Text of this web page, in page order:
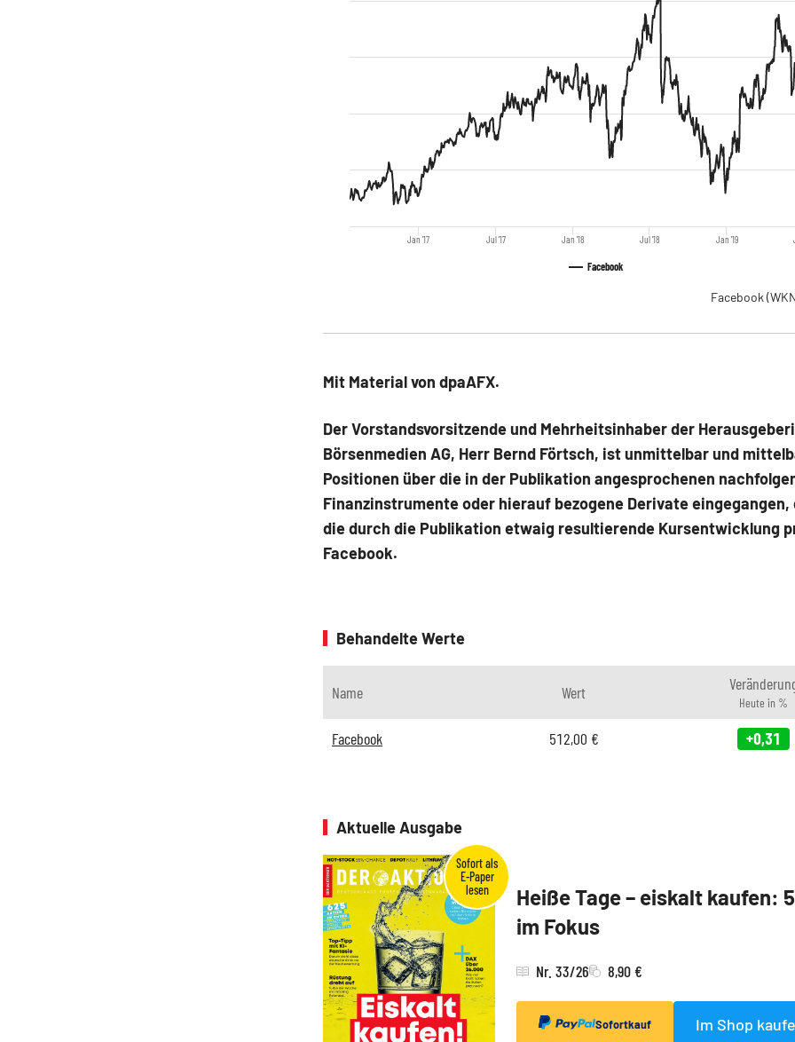
Facebook
Jan '17 Jul '17 Jan '18 Jul '18 Jan '19
Facebook
Mit Material von dpaAFX.
Der Vorstandsvorsitzende und Mehrheitsinhaber der
Börsenmedien AG, Herr Bernd Förtsch, ist unmittelbar und
Positionen über die in der Publikation angesprochenen
Finanzinstrumente oder hierauf bezogene Derivate eingegangen,
die durch die Publikation etwaig resultierende Kursentwicklung
Facebook.
Behandelte Werte
Name Wert
Heute in %
Facebook 512,00 € +0,31
Aktuelle Ausgabe
Heiße Tage – eiskalt kaufen:
im Fokus
Nr. 33/26 8,90 €
Sofortkauf Im Shop